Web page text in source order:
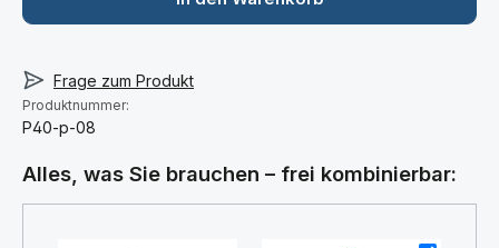
Frage zum Produkt
Produktnummer:
P40-p-08
Alles, was Sie brauchen – frei kombinierbar: